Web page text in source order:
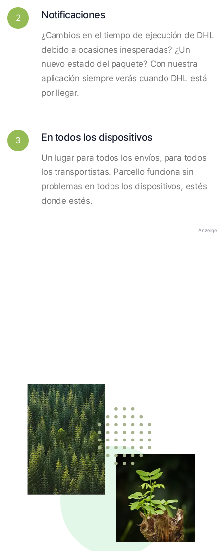
2 Notificaciones
¿Cambios en el tiempo de ejecución de DHL
debido a ocasiones inesperadas? ¿Un
nuevo estado del paquete? Con nuestra
aplicación siempre verás cuando DHL está
por llegar.
3 En todos los dispositivos
Un lugar para todos los envíos, para todos
los transportistas. Parcello funciona sin
problemas en todos los dispositivos, estés
donde estés.
Anzeige